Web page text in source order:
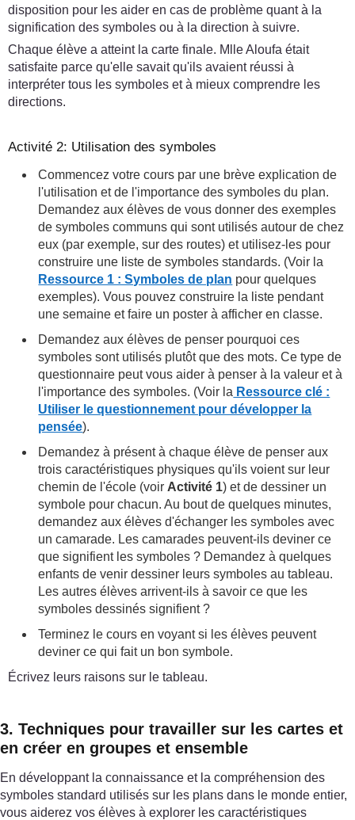
disposition pour les aider en cas de problème quant à la
signification des symboles ou à la direction à suivre.
Chaque élève a atteint la carte finale. Mlle Aloufa était
satisfaite parce qu'elle savait qu'ils avaient réussi à
interpréter tous les symboles et à mieux comprendre les
directions.
Activité 2: Utilisation des symboles
Commencez votre cours par une brève explication de
l'utilisation et de l'importance des symboles du plan.
Demandez aux élèves de vous donner des exemples
de symboles communs qui sont utilisés autour de chez
eux (par exemple, sur des routes) et utilisez-les pour
construire une liste de symboles standards. (Voir la
Ressource 1 : Symboles de plan pour quelques
exemples). Vous pouvez construire la liste pendant
une semaine et faire un poster à afficher en classe.
Demandez aux élèves de penser pourquoi ces
symboles sont utilisés plutôt que des mots. Ce type de
questionnaire peut vous aider à penser à la valeur et à
l'importance des symboles. (Voir la Ressource clé :
Utiliser le questionnement pour développer la
pensée).
Demandez à présent à chaque élève de penser aux
trois caractéristiques physiques qu'ils voient sur leur
chemin de l'école (voir Activité 1) et de dessiner un
symbole pour chacun. Au bout de quelques minutes,
demandez aux élèves d'échanger les symboles avec
un camarade. Les camarades peuvent-ils deviner ce
que signifient les symboles ? Demandez à quelques
enfants de venir dessiner leurs symboles au tableau.
Les autres élèves arrivent-ils à savoir ce que les
symboles dessinés signifient ?
Terminez le cours en voyant si les élèves peuvent
deviner ce qui fait un bon symbole.
Écrivez leurs raisons sur le tableau.
3. Techniques pour travailler sur les cartes et
en créer en groupes et ensemble
En développant la connaissance et la compréhension des
symboles standard utilisés sur les plans dans le monde entier,
vous aiderez vos élèves à explorer les caractéristiques